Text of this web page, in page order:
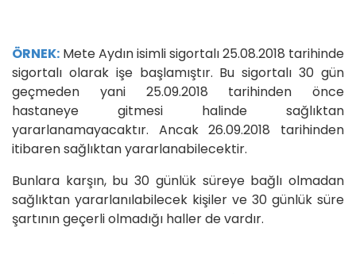
ÖRNEK: Mete Aydın isimli sigortalı 25.08.2018 tarihinde
sigortalı olarak işe başlamıştır. Bu sigortalı 30 gün
geçmeden yani 25.09.2018 tarihinden önce
hastaneye gitmesi halinde sağlıktan
yararlanamayacaktır. Ancak 26.09.2018 tarihinden
itibaren sağlıktan yararlanabilecektir.
Bunlara karşın, bu 30 günlük süreye bağlı olmadan
sağlıktan yararlanılabilecek kişiler ve 30 günlük süre
şartının geçerli olmadığı haller de vardır.